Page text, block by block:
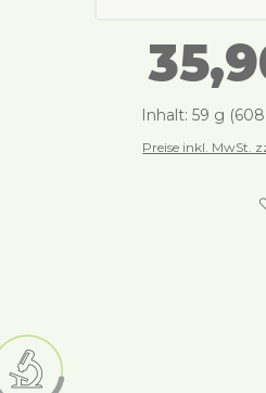
Inhalt: 59 g
Preise inkl. MwSt.